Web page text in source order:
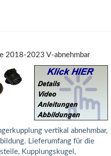
2018-2023 V-abnehmbar
vertikal abnehmbar,
Lieferumfang für die
Kupplungskugel,